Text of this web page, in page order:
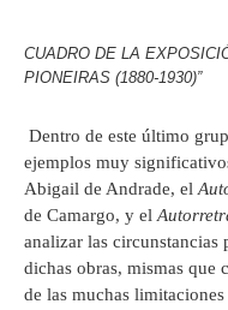
CUADRO DE LA
PIONEIRAS (1880-1930)”
Dentro de este último
ejemplos muy
Abigail de Andrade, el
de Camargo, y el
analizar las circunstancias
dichas obras, mismas que
de las muchas